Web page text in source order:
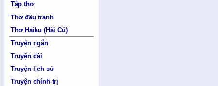
Tập thơ
Thơ đấu tranh
Thơ Haiku (Hài Cú)
Truyện ngắn
Truyện dài
Truyện lịch sử
Truyện chính trị